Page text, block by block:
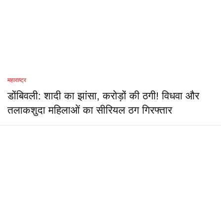
महाराष्ट्र
डोंबिवली: शादी का झांसा, करोड़ों की ठगी! विधवा और
तलाकशुदा महिलाओं का सीरियल ठग गिरफ्तार